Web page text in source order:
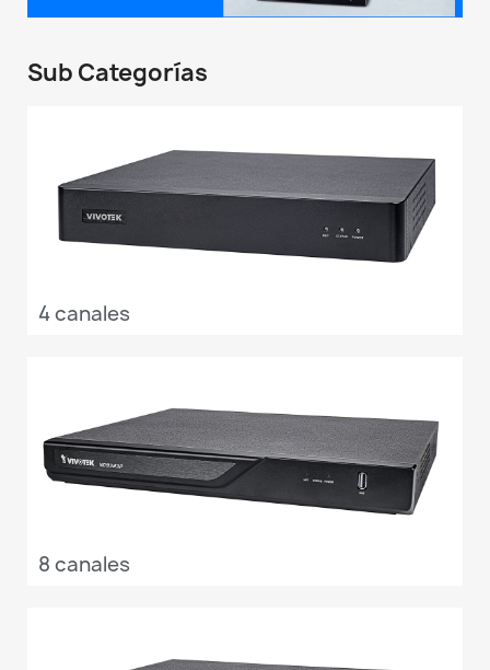
Sub Categorías
4 canales
8 canales